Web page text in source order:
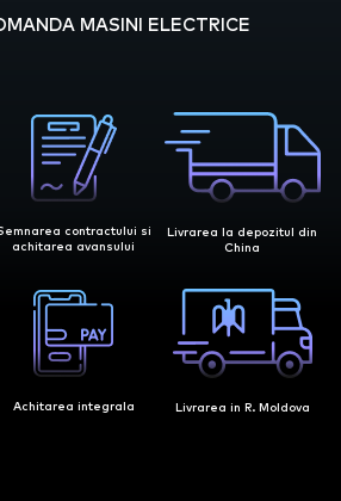
MASINI ELECTRICE
contractului si
achitarea avansului
Livrarea la depozitul din
China
Achitarea integrala Livrarea in R. Moldova